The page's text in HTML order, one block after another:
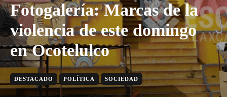
Fotogalería: Marcas de la
violencia de este domingo
en Ocotelulco
DESTACADO POLÍTICA SOCIEDAD